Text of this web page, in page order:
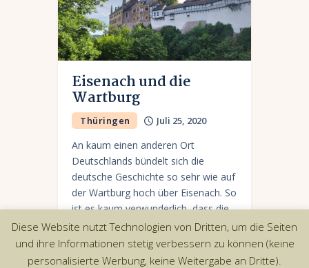
Eisenach und die
Wartburg
Thüringen Juli 25, 2020
An kaum einen anderen Ort
Deutschlands bündelt sich die
deutsche Geschichte so sehr wie auf
der Wartburg hoch über Eisenach. So
ist es kaum verwunderlich, dass die
meisten Besucher wegen…
Diese Website nutzt Technologien von Dritten, um die Seiten
und ihre Informationen stetig verbessern zu können (keine
personalisierte Werbung, keine Weitergabe an Dritte).